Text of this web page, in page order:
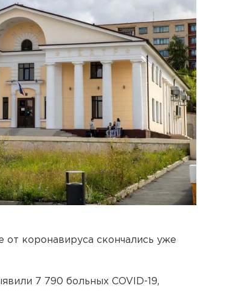
от коронавируса скончались уже
7 790 больных COVID-19,